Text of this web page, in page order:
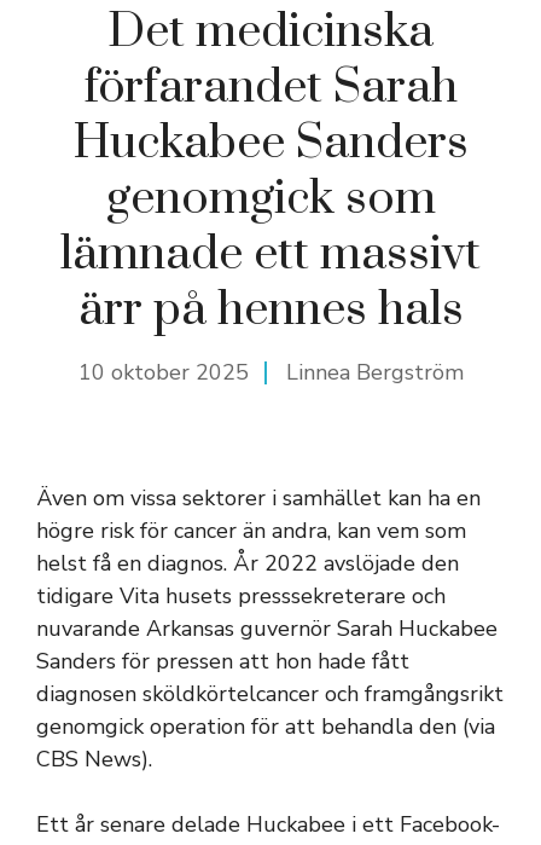
Det medicinska
förfarandet Sarah
Huckabee Sanders
genomgick som
lämnade ett massivt
ärr på hennes hals
10 oktober 2025 Linnea Bergström
Även om vissa sektorer i samhället kan ha en
högre risk för cancer än andra, kan vem som
helst få en diagnos. År 2022 avslöjade den
tidigare Vita husets presssekreterare och
nuvarande Arkansas guvernör Sarah Huckabee
Sanders för pressen att hon hade fått
diagnosen sköldkörtelcancer och framgångsrikt
genomgick operation för att behandla den (via
CBS News).
Ett år senare delade Huckabee i ett Facebook-